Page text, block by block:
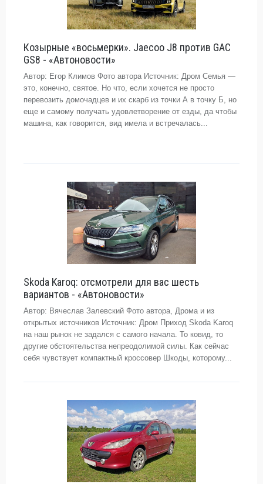
Козырные «восьмерки». Jaecoo J8 против GAC
GS8 - «Автоновости»
Автор: Егор Климов Фото автора Источник: Дром Семья —
это, конечно, святое. Но что, если хочется не просто
перевозить домочадцев и их скарб из точки А в точку Б, но
еще и самому получать удовлетворение от езды, да чтобы
машина, как говорится, вид имела и встречалась...
Skoda Karoq: отсмотрели для вас шесть
вариантов - «Автоновости»
Автор: Вячеслав Залевский Фото автора, Дрома и из
открытых источников Источник: Дром Приход Skoda Karoq
на наш рынок не задался с самого начала. То ковид, то
другие обстоятельства непреодолимой силы. Как сейчас
себя чувствует компактный кроссовер Шкоды, которому...